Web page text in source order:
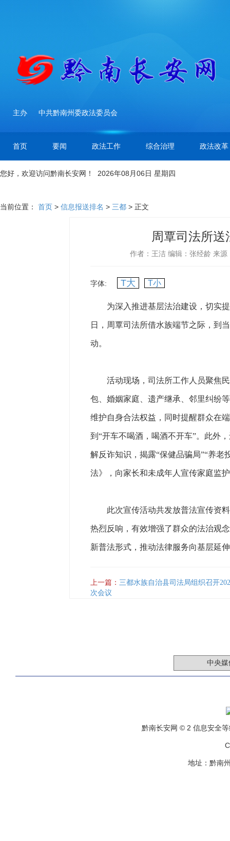
主办 中共黔南州委政法委员会
首页 要闻 政法工作 综合治理 政法改革
您好，欢迎访问黔南长安网！ 2026年08月06日 星期四
当前位置： 首页 > 信息报送排名 > 三都 > 正文
周覃司法所
作者：王洁 编辑：张经龄 来源
字体: T大 T小
为深入推进基层法治建设，切实提
日，周覃司法所借水族端节之际，到
动。
活动现场，司法所工作人员聚焦民
包、婚姻家庭、遗产继承、邻里纠纷
维护自身合法权益，同时提醒群众在
到“开车不喝酒，喝酒不开车”。此外
解反诈知识，揭露“保健品骗局”“养
法》，向家长和未成年人宣传家庭监
此次宣传活动共发放普法宣传资料
热烈反响，有效增强了群众的法治观
新普法形式，推动法律服务向基层延
上一篇： 三都水族自治县司法局组织召开
次会议
黔南长安网 © 2 信息安全
地址：黔南